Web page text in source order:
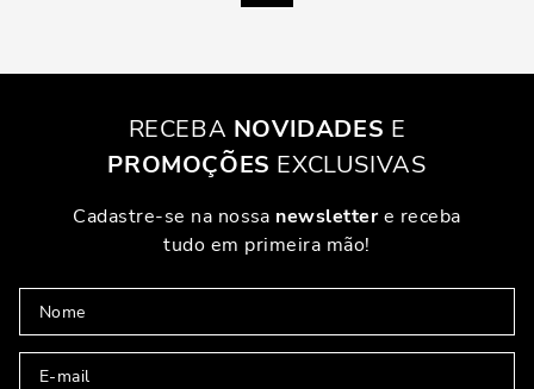
RECEBA NOVIDADES E
PROMOÇÕES EXCLUSIVAS
Cadastre-se na nossa newslettere receba
tudo em primeira mão!